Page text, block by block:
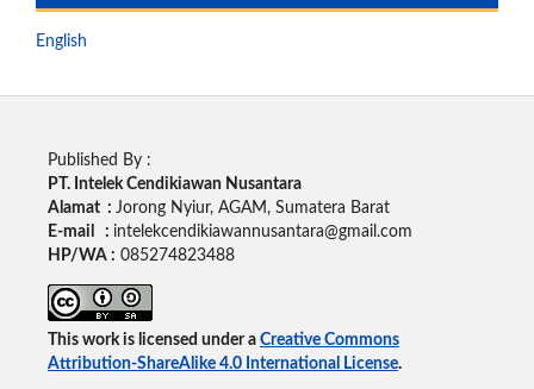
English
Published By :
PT. Intelek Cendikiawan Nusantara
Alamat : Jorong Nyiur, AGAM, Sumatera Barat
E-mail : intelekcendikiawannusantara@gmail.com
HP/WA : 085274823488
This work is licensed under a Creative Commons
Attribution-ShareAlike 4.0 International License.